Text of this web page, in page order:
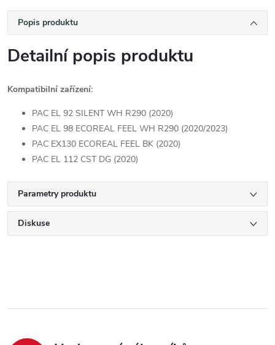
Popis produktu
Detailní popis produktu
Kompatibilní zařízení:
PAC EL 92 SILENT WH R290 (2020)
PAC EL 98 ECOREAL FEEL WH R290 (2020/2023)
PAC EX130 ECOREAL FEEL BK (2020)
PAC EL 112 CST DG (2020)
Parametry produktu
Diskuse